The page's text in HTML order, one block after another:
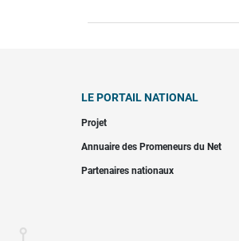
LE PORTAIL NATIONAL
Projet
Annuaire des Promeneurs du Net
Partenaires nationaux